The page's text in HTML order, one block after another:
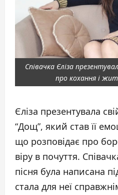
Співачка Єліза
про кохання і
Єліза презентувала
“Дощ”, який став її
що розповідає про
віру в почуття.
пісня була написана
стала для неї